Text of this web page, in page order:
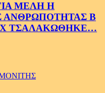
ΜΕΛΗ Η
ΑΝΘΡΩΠΟΤΗΤΑΣ Β
ΤΣΑΛΑΚΩΘΗΚΕ…